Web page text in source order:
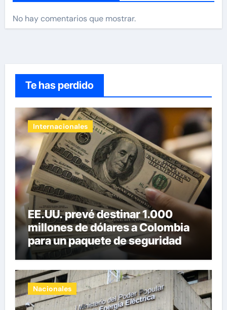
No hay comentarios que mostrar.
Te has perdido
Internacionales
EE.UU. prevé destinar 1.000
millones de dólares a Colombia
para un paquete de seguridad
Nacionales